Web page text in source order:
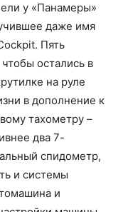
у «Панамеры»
даже имя
Пять
остались в
на руле
в дополнение к
тахометру –
два 7-
спидометр,
и системы
и